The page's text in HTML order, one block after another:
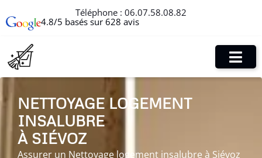
Téléphone : 06.07.58.08.82
4.8/5 basés sur 628 avis
NETTOYAGE LOGEMENT
INSALUBRE
À SIÉVOZ
Assurer un Nettoyage logement insalubre à Siévoz